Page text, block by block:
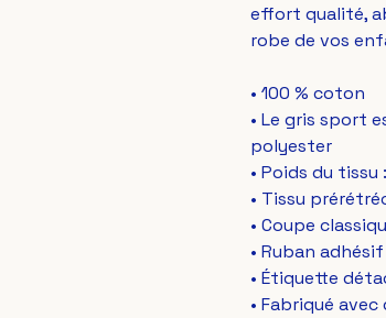
effort qualité,
robe de vos
• 100 % coton
• Le gris sport
polyester
• Poids du tissu
• Tissu
• Coupe
• Ruban
• Étiquette
• Fabriqué